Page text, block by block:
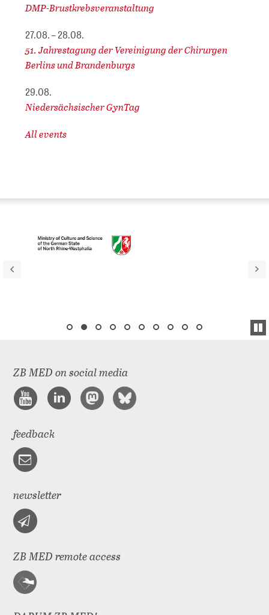
DMP-Brustkrebsveranstaltung
27.08. – 28.08.
51. Jahrestagung der Vereinigung der Chirurgen
Berlins und Brandenburgs
29.08.
Niedersächsischer GynTag
All events
ZB MED on social media
feedback
newsletter
ZB MED remote access